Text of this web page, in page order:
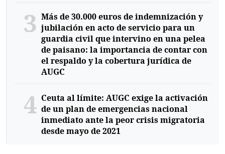
3 Más de 30.000 euros de indemnización y
jubilación en acto de servicio para un
guardia civil que intervino en una pelea
de paisano: la importancia de contar con
el respaldo y la cobertura jurídica de
AUGC
4 Ceuta al límite: AUGC exige la activación
de un plan de emergencias nacional
inmediato ante la peor crisis migratoria
desde mayo de 2021